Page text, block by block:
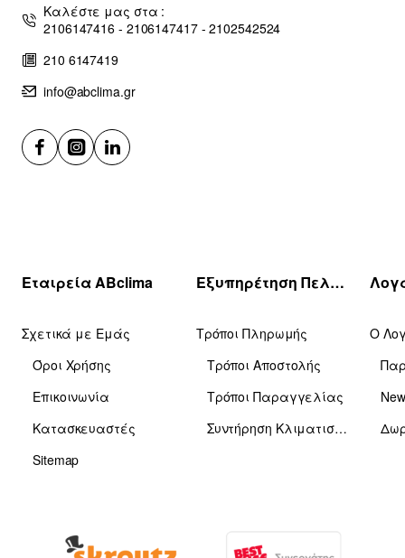
Καλέστε μας στα :
2106147416 - 2106147417 - 2102542524
210 6147419
info@abclima.gr
Εταιρεία ABclima
Σχετικά με Εμάς
Όροι Χρήσης
Επικοινωνία
Κατασκευαστές
Sitemap
Εξυπηρέτηση Πελατών
Τρόποι Πληρωμής
Τρόποι Αποστολής
Τρόποι Παραγγελίας
Συντήρηση Κλιματιστικών
Ο